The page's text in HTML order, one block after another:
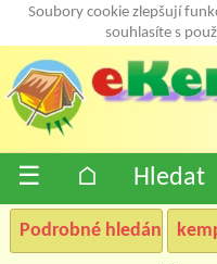
Soubory cookie zlepšují
souhlasíte s
☰ ⌂ Hledat
Podrobné hledání